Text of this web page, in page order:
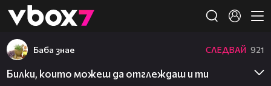
👾
Баба знае СЛЕДВАЙ 921
Билки, които можеш да отглеждаш и ти